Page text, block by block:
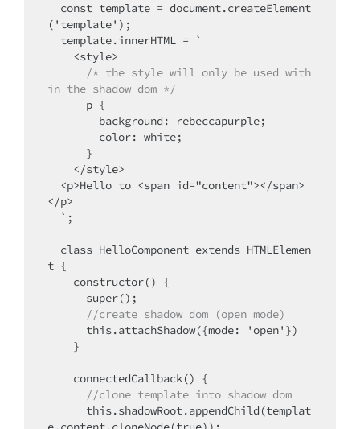
('template');
/* the style will only be used with
in the shadow dom */
</p>
t {
//create shadow dom (open mode)
      //clone template into shadow dom